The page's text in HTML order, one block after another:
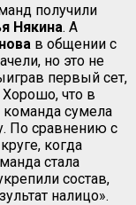
получили
Някина. А
в общении с
но это не
первый сет,
что в
сумела
По сравнению с
когда
стала
состав,
налицо».